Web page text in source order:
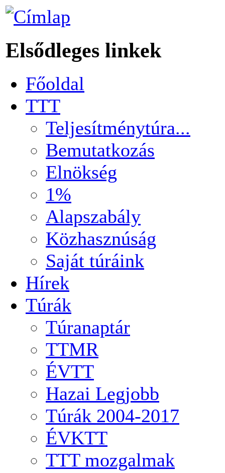
Elsődleges linkek
Főoldal
TTT
Teljesítménytúra...
Bemutatkozás
Elnökség
1%
Alapszabály
Közhasznúság
Saját túráink
Hírek
Túrák
Túranaptár
TTMR
ÉVTT
Hazai Legjobb
Túrák 2004-2017
ÉVKTT
TTT mozgalmak